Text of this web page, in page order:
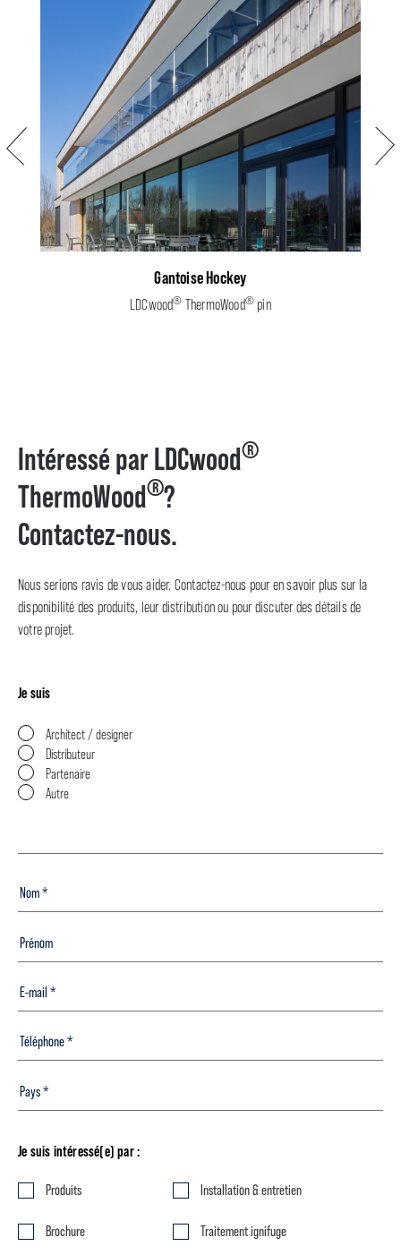
Précédent
Gantoise Hockey
LDCwood® ThermoWood® pin
Intéressé par LDCwood®
ThermoWood®?
Contactez-nous.
Nous serions ravis de vous aider. Contactez-nous pour en savoir plus sur la
disponibilité des produits, leur distribution ou pour discuter des détails de
votre projet.
Je suis
Architect / designer
Distributeur
Partenaire
Autre
Je suis intéressé(e) par :
Produits Installation & entretien
Brochure Traitement ignifuge